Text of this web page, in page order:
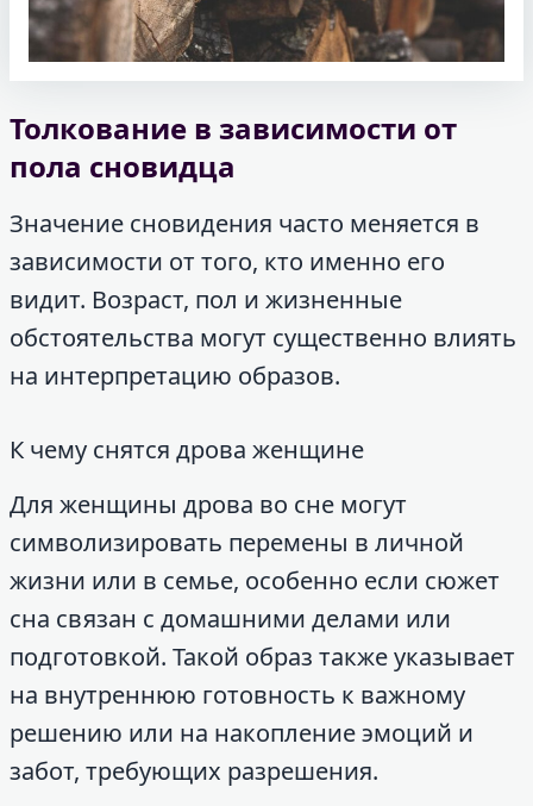
Толкование в зависимости от
пола сновидца
Значение сновидения часто меняется в
зависимости от того, кто именно его
видит. Возраст, пол и жизненные
обстоятельства могут существенно влиять
на интерпретацию образов.
К чему снятся дрова женщине
Для женщины дрова во сне могут
символизировать перемены в личной
жизни или в семье, особенно если сюжет
сна связан с домашними делами или
подготовкой. Такой образ также указывает
на внутреннюю готовность к важному
решению или на накопление эмоций и
забот, требующих разрешения.